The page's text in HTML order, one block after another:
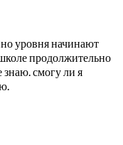
уровня начинают
продолжительно
знаю. смогу ли я